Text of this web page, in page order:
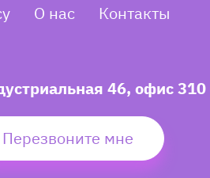
О нас Контакты
Перезвоните мне
46, офис 310